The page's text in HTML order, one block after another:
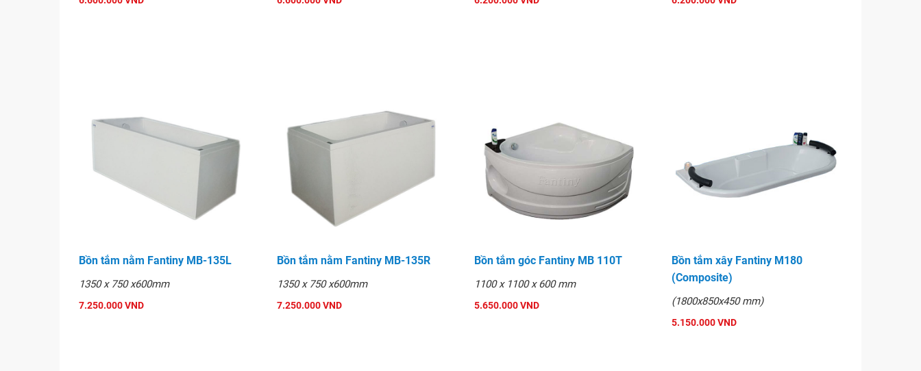
Đường nước: chiều cao cách sàn + 300 mm; ống cấp Φ 15
Đường Thoát nước dùng ống Φ 48
Mời các bạn xem tham khảo thêm phần
sen xả bồn tắm
Bồn tắm nằm Fantiny MB-135L
1350 x 750 x600mm
7.250.000 VND
Bồn tắm nằm Fantiny MB-135R
1350 x 750 x600mm
7.250.000 VND
Bồn tắm góc Fantiny MB 110T
1100 x 1100 x 600 mm
5.650.000 VND
Bồn tắm xây Fantiny M180
(Composite)
(1800x850x450 mm)
5.150.000 VND